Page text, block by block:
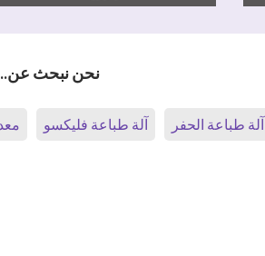
نحن نبحث
آلة طباعة فليكسو آلة طباعة الحفر